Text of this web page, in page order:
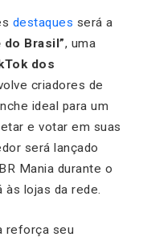
destaques será a
do Brasil”, uma
dos
criadores de
ideal para um
e votar em suas
será lançado
Mania durante o
lojas da rede.
reforça seu